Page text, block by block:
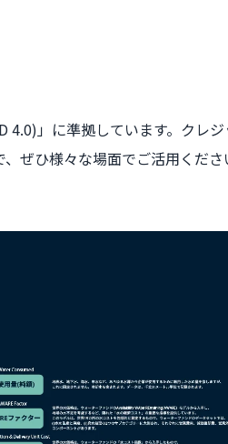
」に準拠しています。クレ
ぜひ様々な場面でご活用くださ